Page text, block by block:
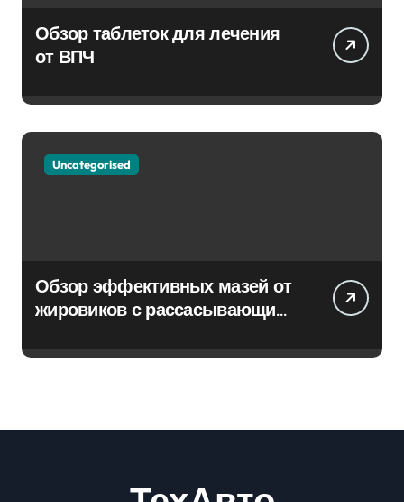
Обзор таблеток для лечения
от ВПЧ
Uncategorised
Обзор эффективных мазей от
жировиков с рассасывающим